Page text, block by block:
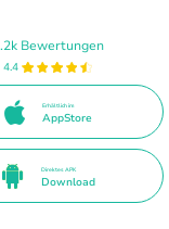
Bewertungen
4.4
Erhältlich im
AppStore
Direktes APK
Download